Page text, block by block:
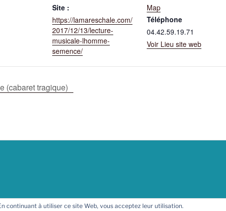
Site :
https://lamareschale.com/
2017/12/13/lecture-
musicale-lhomme-
semence/
Map
Téléphone
04.42.59.19.71
Voir Lieu site web
(cabaret tragique)
continuant à utiliser ce site Web, vous acceptez leur utilisation.